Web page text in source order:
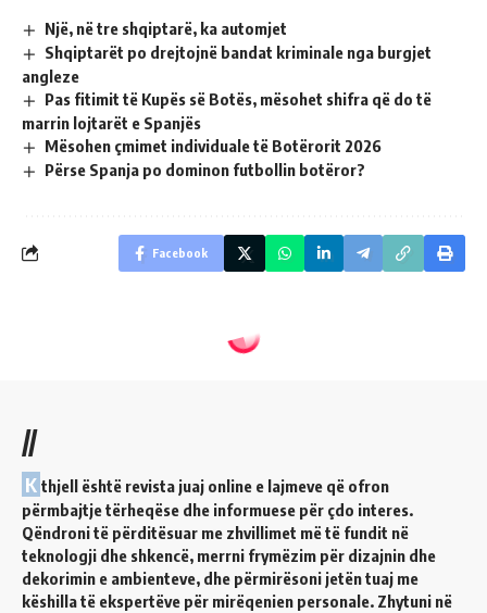
Një, në tre shqiptarë, ka automjet
Shqiptarët po drejtojnë bandat kriminale nga burgjet
angleze
Pas fitimit të Kupës së Botës, mësohet shifra që do të
marrin lojtarët e Spanjës
Mësohen çmimet individuale të Botërorit 2026
Përse Spanja po dominon futbollin botëror?
Facebook
//
K thjell është revista juaj online e lajmeve që ofron
përmbajtje tërheqëse dhe informuese për çdo interes.
Qëndroni të përditësuar me zhvillimet më të fundit në
teknologji dhe shkencë, merrni frymëzim për dizajnin dhe
dekorimin e ambienteve, dhe përmirësoni jetën tuaj me
këshilla të ekspertëve për mirëqenien personale. Zhytuni në